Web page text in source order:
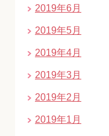
2019年6月
2019年5月
2019年4月
2019年3月
2019年2月
2019年1月